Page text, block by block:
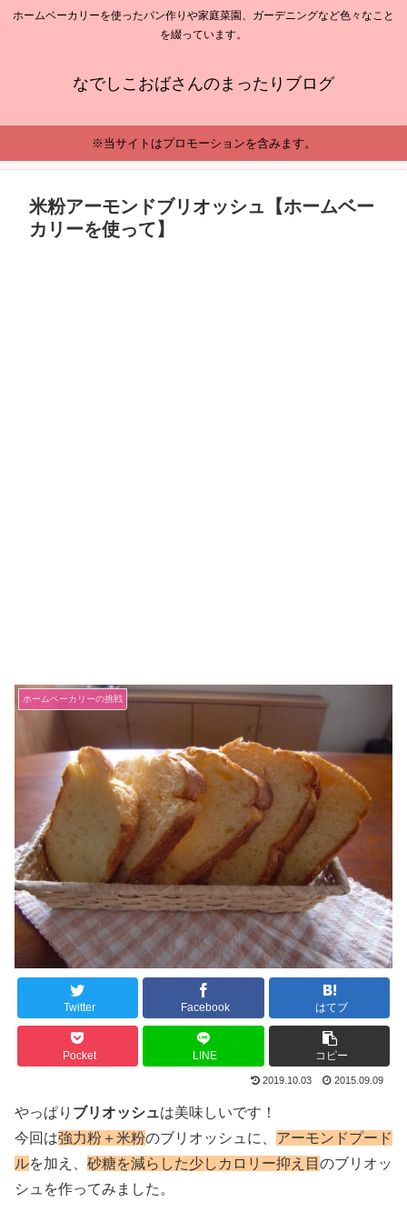
ホームベーカリーを使ったパン作りや家庭菜園、ガーデニングなど色々なこと
を綴っています。
なでしこおばさんのまったりブログ
※当サイトはプロモーションを含みます。
米粉アーモンドブリオッシュ【ホームベー
カリーを使って】
ホームベーカリーの挑戦
Twitter Facebook はてブ
Pocket LINE コピー
2019.10.03 2015.09.09
やっぱり ブリオッシュは美味しいです！
今回は強力粉＋米粉のブリオッシュに、 アーモンドプード
ルを加え、 砂糖を減らした少しカロリー抑え目 のブリオッ
シュを作ってみました。